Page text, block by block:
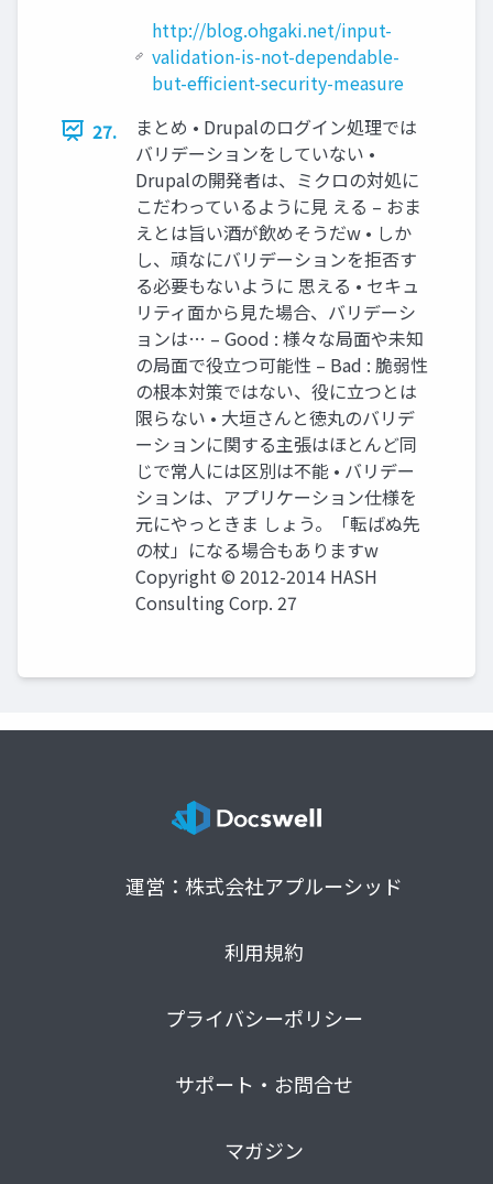
http://blog.ohgaki.net/input-
validation-is-not-dependable-
but-efficient-security-measure
27.
まとめ • Drupalのログイン処理では
バリデーションをしていない •
Drupalの開発者は、ミクロの対処に
こだわっているように見 える – おま
えとは旨い酒が飲めそうだw • しか
し、頑なにバリデーションを拒否す
る必要もないように 思える • セキュ
リティ面から見た場合、バリデーシ
ョンは… – Good : 様々な局面や未知
の局面で役立つ可能性 – Bad : 脆弱性
の根本対策ではない、役に立つとは
限らない • 大垣さんと徳丸のバリデ
ーションに関する主張はほとんど同
じで常人には区別は不能 • バリデー
ションは、アプリケーション仕様を
元にやっときま しょう。「転ばぬ先
の杖」になる場合もありますw
Copyright © 2012-2014 HASH
Consulting Corp. 27
運営：株式会社アプルーシッド
利用規約
プライバシーポリシー
サポート・お問合せ
マガジン